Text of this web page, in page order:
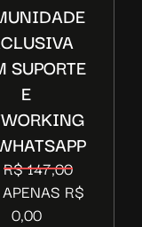
SUPORTE
E
R$ 147,00
R$
0,00